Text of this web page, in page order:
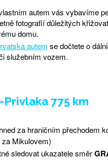
autem vás vybavíme
fotografií důležitých
domu.
autem se dočtete o
služebním vozem.
775 km
za hraničním přechodem
Mikulovem)
sledovat ukazatele směr